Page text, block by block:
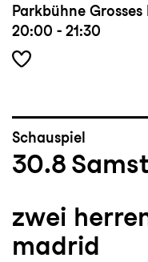
Parkbühne Grosses
20:00 - 21:30
Schauspiel
30.8
zwei
madrid